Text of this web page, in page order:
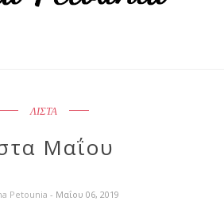
ΛΙΣΤΑ
Μαΐου
Petounia - Μαΐου 06, 2019